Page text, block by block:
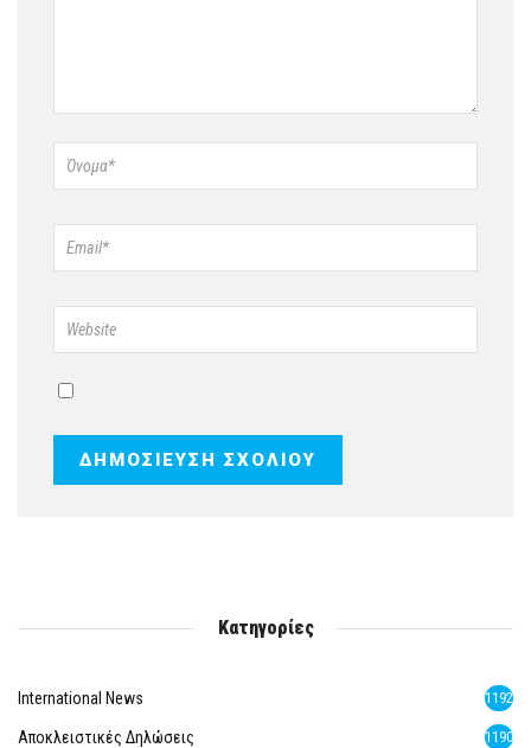
Κατηγορίες
International News 1192
Αποκλειστικές Δηλώσεις 1190